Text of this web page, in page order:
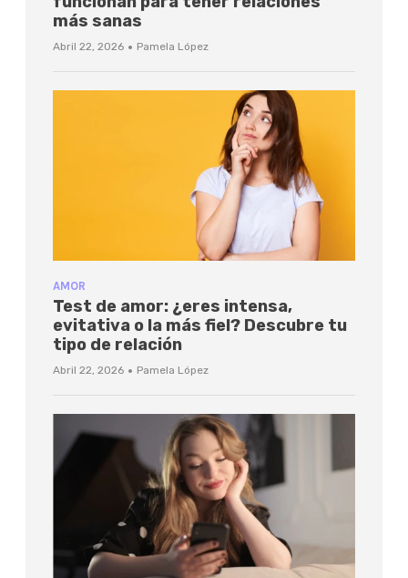
más sanas
Abril 22, 2026 · Pamela López
AMOR
Test de amor: ¿eres intensa,
evitativa o la más fiel? Descubre tu
tipo de relación
Abril 22, 2026 · Pamela López